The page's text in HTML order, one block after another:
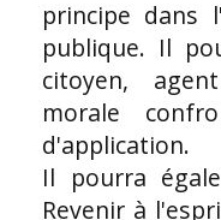
principe dans
publique. Il
citoyen,
morale
d'application.
Il pourra
Revenir à